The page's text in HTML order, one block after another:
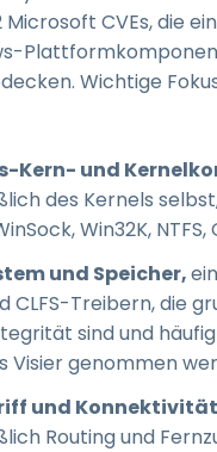
Microsoft CVEs, die
Wichtige
Kern- und
des Kernels
Win32K, NTFS,
und Speicher,
CLFS-Treibern, die
sind und
Visier genommen
und
Routing und